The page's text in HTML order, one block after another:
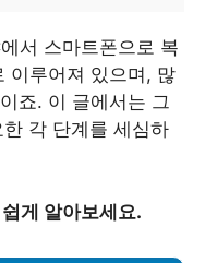
서 스마트폰으로 복
이루어져 있으며, 많
죠. 이 글에서는 그
각 단계를 세심하
게 알아보세요.